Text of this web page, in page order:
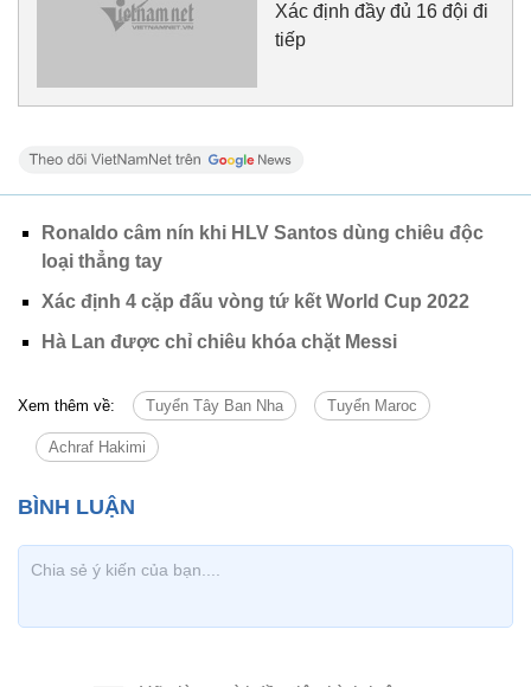
Xác định đầy đủ 16 đội đi
tiếp
Ronaldo câm nín khi HLV Santos dùng chiêu độc
loại thẳng tay
Xác định 4 cặp đấu vòng tứ kết World Cup 2022
Hà Lan được chỉ chiêu khóa chặt Messi
Xem thêm về: Tuyển Tây Ban Nha Tuyển Maroc
Achraf Hakimi